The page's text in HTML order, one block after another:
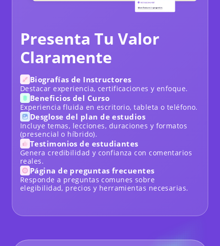
Presenta Tu Valor
Claramente
Biografías de Instructores
Destacar experiencia, certificaciones y enfoque.
Beneficios del Curso
Experiencia fluida en escritorio, tableta o teléfono.
Desglose del plan de estudios
Incluye temas, lecciones, duraciones y formatos
(presencial o híbrido).
Testimonios de estudiantes
Genera credibilidad y confianza con comentarios
reales.
Página de preguntas frecuentes
Responde a preguntas comunes sobre
elegibilidad, precios y herramientas necesarias.